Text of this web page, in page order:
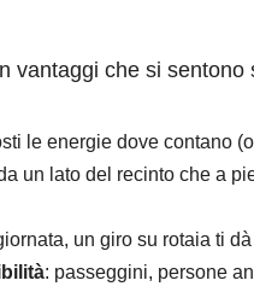
vantaggi che si sentono
le energie dove contano
un lato del recinto che a
un giro su rotaia ti
: passeggini, persone